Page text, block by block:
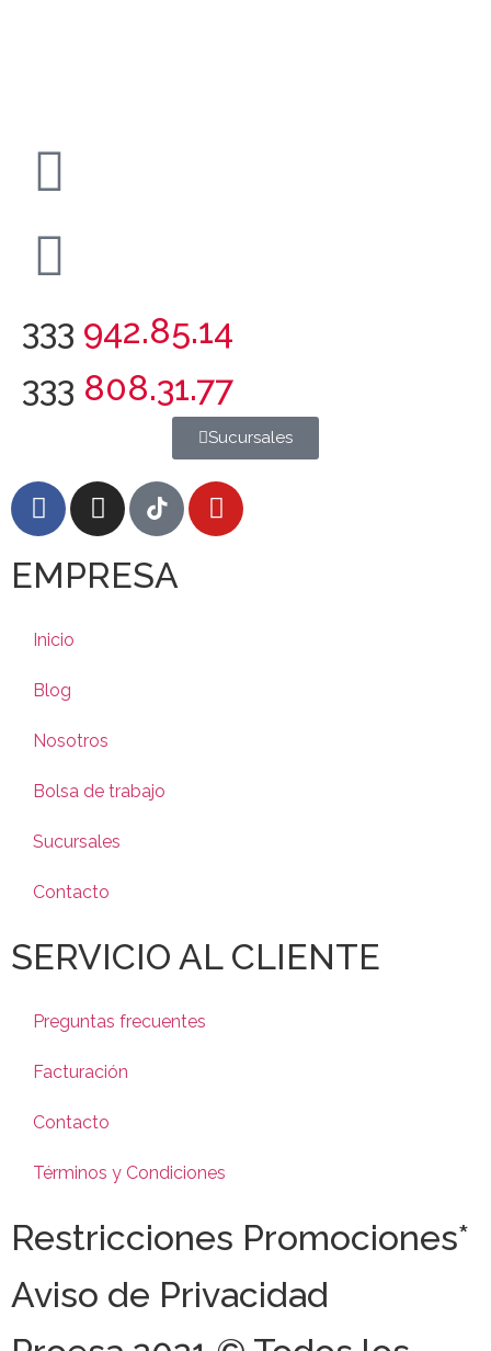
333 942.85.14
333 808.31.77
Sucursales
EMPRESA
Inicio
Blog
Nosotros
Bolsa de trabajo
Sucursales
Contacto
SERVICIO AL CLIENTE
Preguntas frecuentes
Facturación
Contacto
Términos y Condiciones
Restricciones Promociones*
Aviso de Privacidad